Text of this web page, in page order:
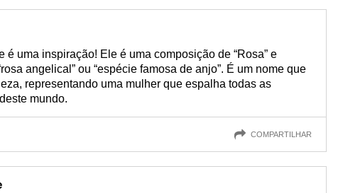
é uma inspiração! Ele é uma composição de “Rosa” e
angelical” ou “espécie famosa de anjo”. É um nome que
representando uma mulher que espalha todas as
mundo.
COMPARTILHAR